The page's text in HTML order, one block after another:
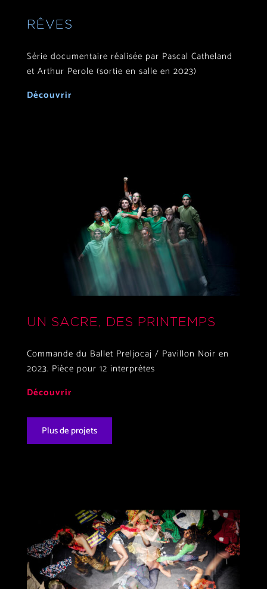
RÊVES
Série documentaire réalisée par Pascal Catheland
et Arthur Perole (sortie en salle en 2023)
Découvrir
UN SACRE, DES PRINTEMPS
Commande du Ballet Preljocaj / Pavillon Noir en
2023. Pièce pour 12 interprètes
Découvrir
Plus de projets